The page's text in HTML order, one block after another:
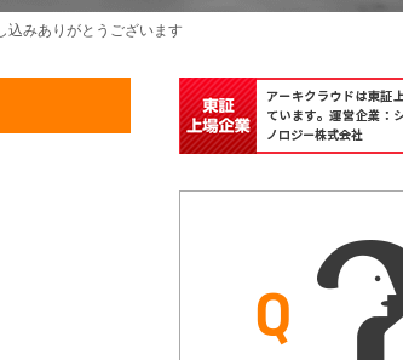
込みありがとうございます